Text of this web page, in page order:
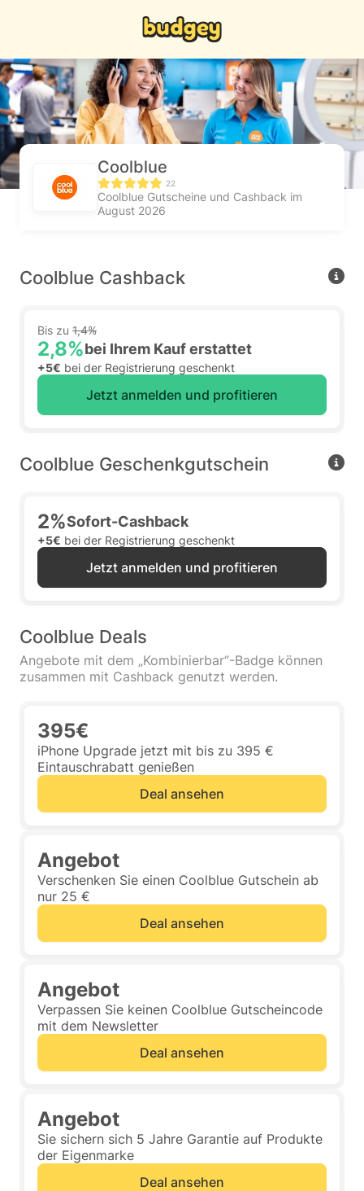
Coolblue
22
Coolblue Gutscheine und Cashback im
August 2026
Coolblue Cashback
Bis zu 1,4%
2,8%bei Ihrem Kauf erstattet
+5€ bei der Registrierung geschenkt
Jetzt anmelden und profitieren
Coolblue Geschenkgutschein
2%Sofort-Cashback
+5€ bei der Registrierung geschenkt
Jetzt anmelden und profitieren
Coolblue Deals
Angebote mit dem „Kombinierbar“-Badge können
zusammen mit Cashback genutzt werden.
395€
iPhone Upgrade jetzt mit bis zu 395 €
Eintauschrabatt genießen
Deal ansehen
Angebot
Verschenken Sie einen Coolblue Gutschein ab
nur 25 €
Deal ansehen
Angebot
Verpassen Sie keinen Coolblue Gutscheincode
mit dem Newsletter
Deal ansehen
Angebot
Sie sichern sich 5 Jahre Garantie auf Produkte
der Eigenmarke
Deal ansehen